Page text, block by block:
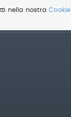
nella nostraCookie